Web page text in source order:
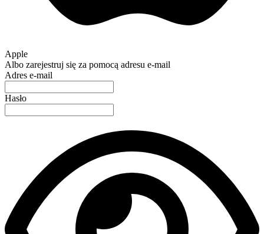
Apple
Albo zarejestruj się za pomocą adresu e-mail
Adres e-mail
Hasło